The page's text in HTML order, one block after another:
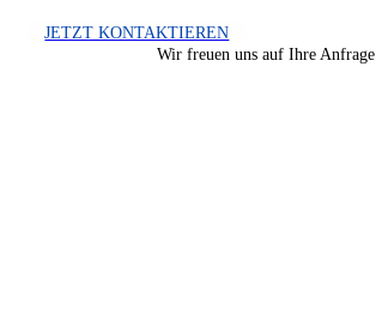
JETZT KONTAKTIEREN
Wir freuen uns auf Ihre